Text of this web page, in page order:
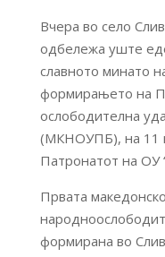
Вчера во село
одбележа уште
славното минато
формирањето на
ослободителна
(МКНОУПБ), на 11
Патронатот на ОУ
Првата
формирана во